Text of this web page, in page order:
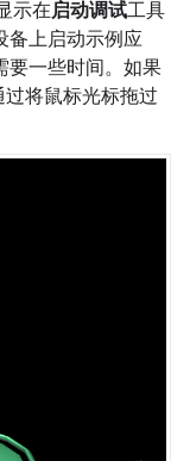
示在启动调试工具
备上启动示例应
要一些时间。如果
将鼠标光标拖过